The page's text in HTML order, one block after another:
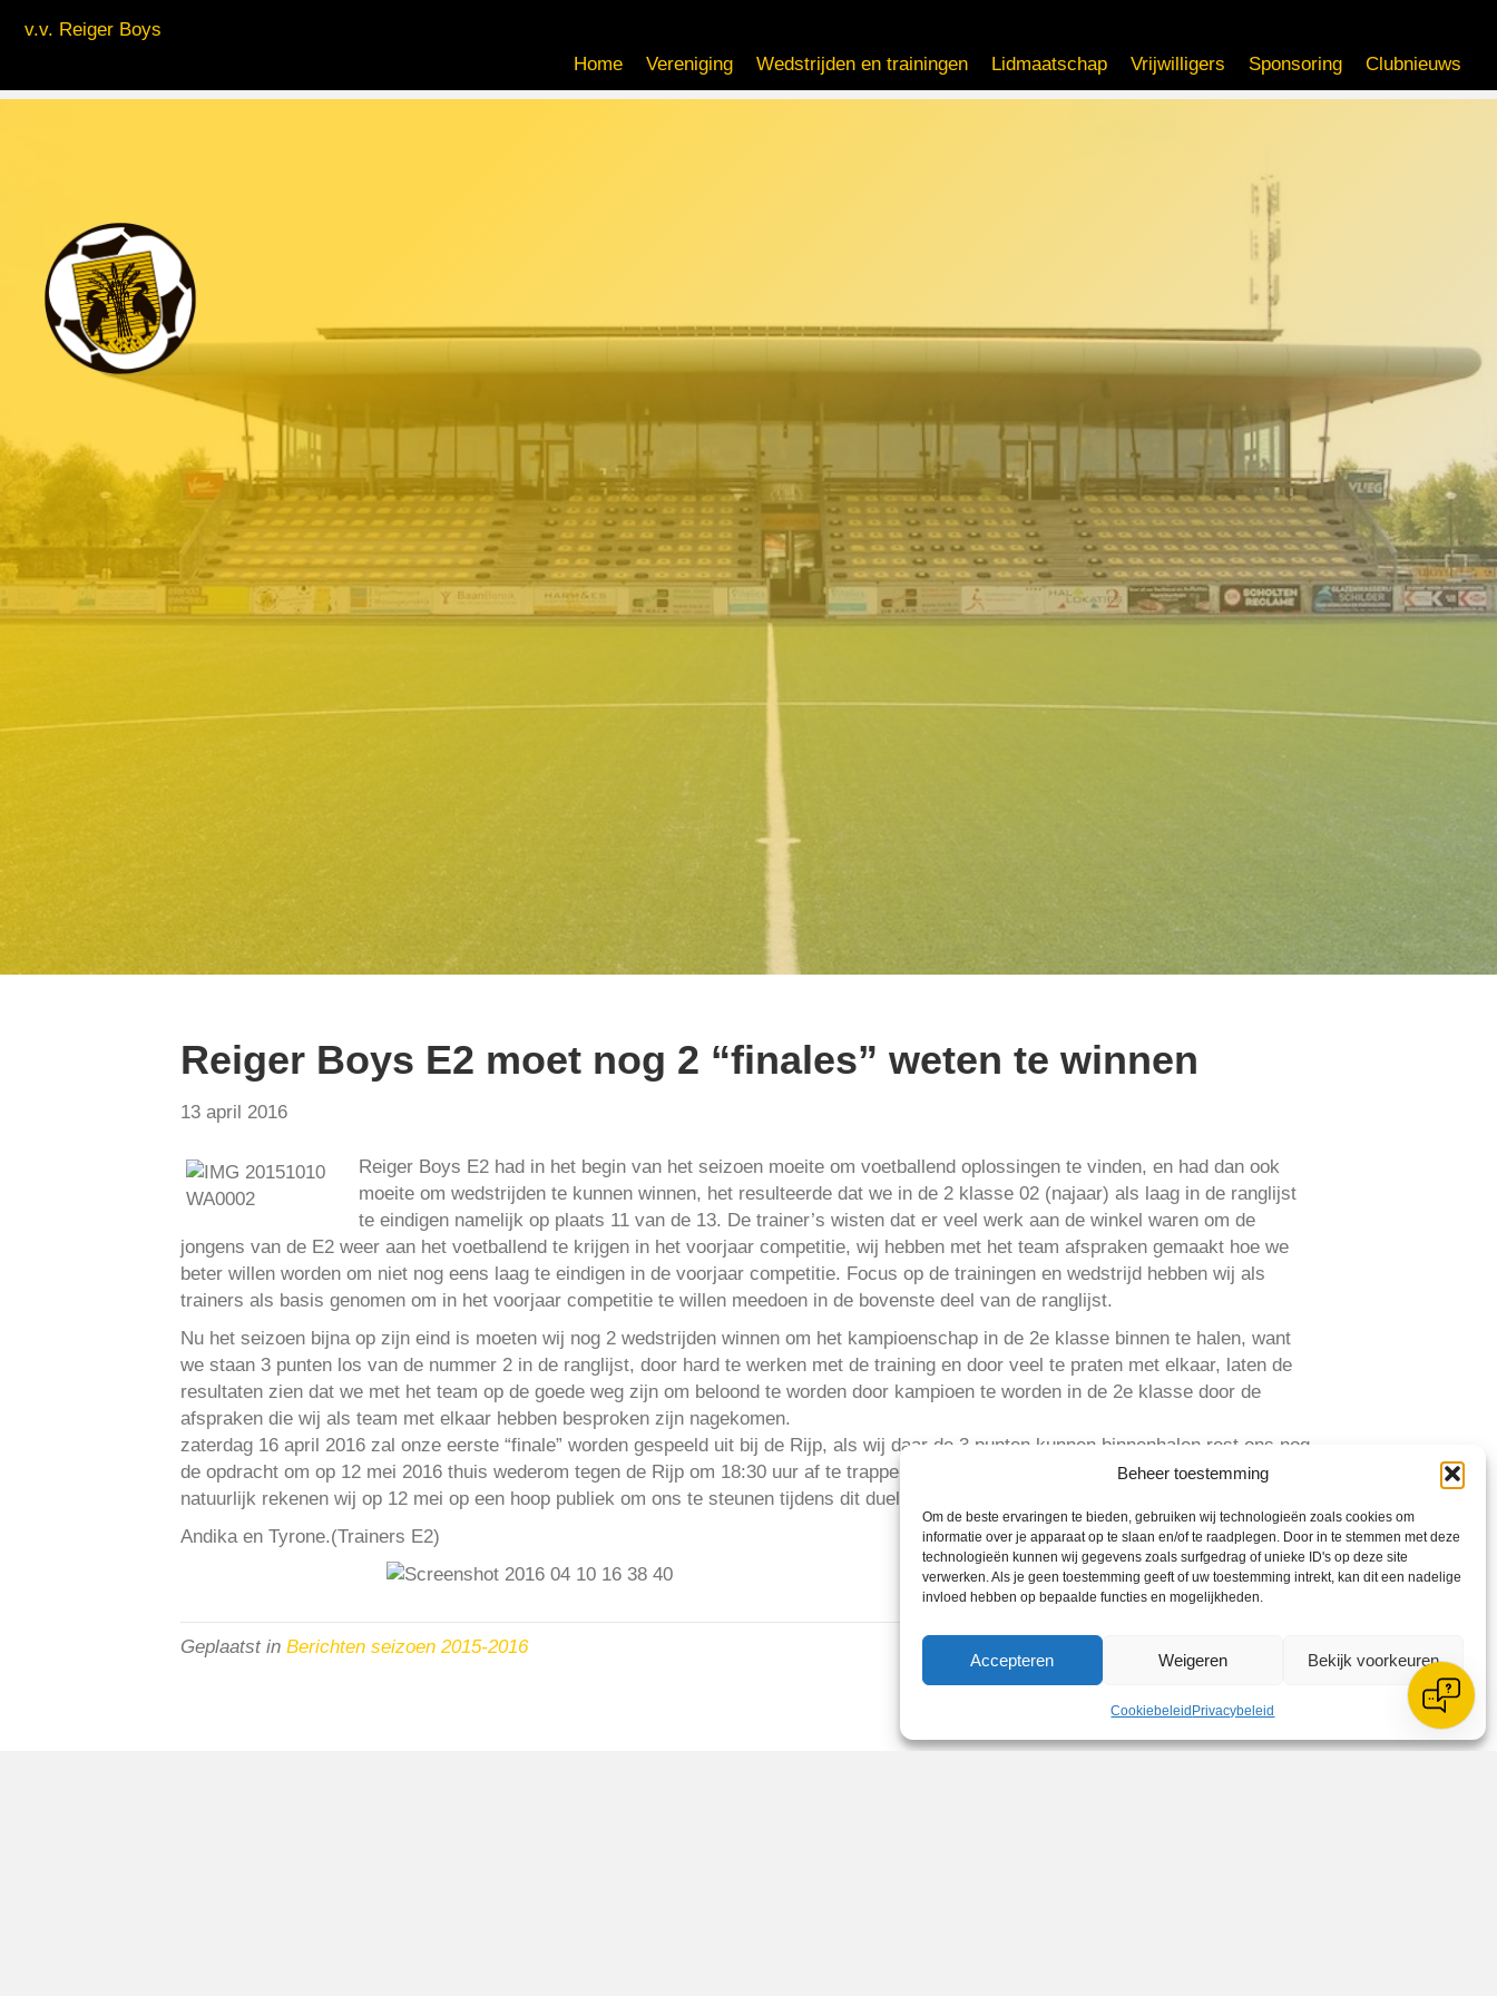
Beheer toestemming
Om de beste ervaringen te bieden, gebruiken wij technologieën zoals cookies om
informatie over je apparaat op te slaan en/of te raadplegen. Door in te stemmen met deze
technologieën kunnen wij gegevens zoals surfgedrag of unieke ID's op deze site
verwerken. Als je geen toestemming geeft of uw toestemming intrekt, kan dit een nadelige
invloed hebben op bepaalde functies en mogelijkheden.
Accepteren Weigeren Bekijk voorkeuren
Cookiebeleid Privacybeleid
v.v. Reiger Boys
Home
Vereniging Wedstrijden en trainingen Lidmaatschap Vrijwilligers Sponsoring Clubnieuws
Reiger Boys E2 moet nog 2 “finales” weten te winnen
13 april 2016
Reiger Boys E2 had in het begin van het seizoen moeite om voetballend oplossingen te vinden, en had dan ook
moeite om wedstrijden te kunnen winnen, het resulteerde dat we in de 2 klasse 02 (najaar) als laag in de ranglijst
te eindigen namelijk op plaats 11 van de 13. De trainer’s wisten dat er veel werk aan de winkel waren om de
jongens van de E2 weer aan het voetballend te krijgen in het voorjaar competitie, wij hebben met het team afspraken gemaakt hoe we
beter willen worden om niet nog eens laag te eindigen in de voorjaar competitie. Focus op de trainingen en wedstrijd hebben wij als
trainers als basis genomen om in het voorjaar competitie te willen meedoen in de bovenste deel van de ranglijst.
Nu het seizoen bijna op zijn eind is moeten wij nog 2 wedstrijden winnen om het kampioenschap in de 2e klasse binnen te halen, want
we staan 3 punten los van de nummer 2 in de ranglijst, door hard te werken met de training en door veel te praten met elkaar, laten de
resultaten zien dat we met het team op de goede weg zijn om beloond te worden door kampioen te worden in de 2e klasse door de
afspraken die wij als team met elkaar hebben besproken zijn nagekomen.
zaterdag 16 april 2016 zal onze eerste “finale” worden gespeeld uit bij de Rijp, als wij daar de 3 punten kunnen binnenhalen rest ons nog
de opdracht om op 12 mei 2016 thuis wederom tegen de Rijp om 18:30 uur af te trappen om dan het Kampioenschap te kunnen vieren…
natuurlijk rekenen wij op 12 mei op een hoop publiek om ons te steunen tijdens dit duel.
Andika en Tyrone.(Trainers E2)
Geplaatst in Berichten seizoen 2015-2016